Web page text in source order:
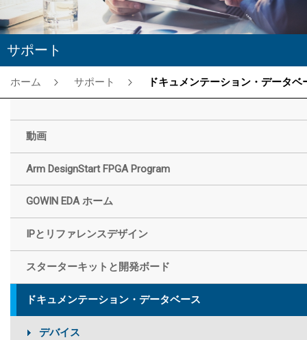
サポート
ホーム サポート ドキュメンテーション・データベー
動画
Arm DesignStart FPGA Program
GOWIN EDA ホーム
IPとリファレンスデザイン
スターターキットと開発ボード
ドキュメンテーション・データベース
デバイス